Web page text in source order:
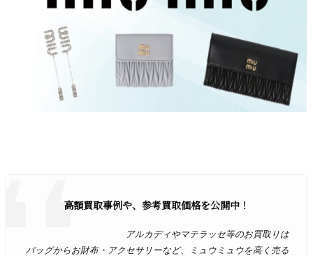
高額買取事例や、参考買取価格を公開中！
アルカディやマテラッセ等のお買取りは
バッグからお財布・アクセサリーなど、ミュウミュウを高く売る